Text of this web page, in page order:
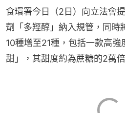
食環署今日（2日）向立法會
劑「多羥醇」納入規管，同時
10種增至21種，包括一款高強
甜」，其甜度約為蔗糖的2萬倍